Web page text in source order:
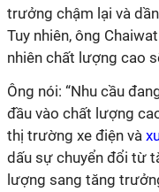
trưởng chậm lại và
Tuy nhiên, ông
nhiên chất lượng cao
Ông nói: “Nhu cầu
đầu vào chất lượng
thị trường xe điện và
dấu sự chuyển đổi từ
lượng sang tăng